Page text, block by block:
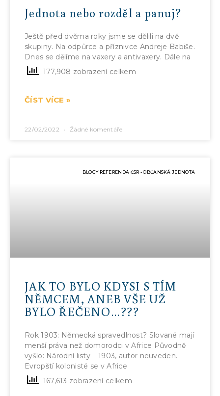
Jednota nebo rozděl a panuj?
Ještě před dvěma roky jsme se dělili na dvě
skupiny. Na odpůrce a příznivce Andreje Babiše.
Dnes se dělíme na vaxery a antivaxery. Dále na
177,908 zobrazení celkem
ČÍST VÍCE »
22/02/2022 Žádné komentáře
BLOGY REFERENDA ČSR - OBČANSKÁ JEDNOTA
JAK TO BYLO KDYSI S TÍM
NĚMCEM, ANEB VŠE UŽ
BYLO ŘEČENO…???
Rok 1903: Německá spravedlnost? Slované mají
menší práva než domorodci v Africe Původně
vyšlo: Národní listy – 1903, autor neuveden.
Evropští kolonisté se v Africe
167,613 zobrazení celkem